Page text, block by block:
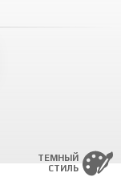
ТЕМНЫЙ
СТИЛЬ